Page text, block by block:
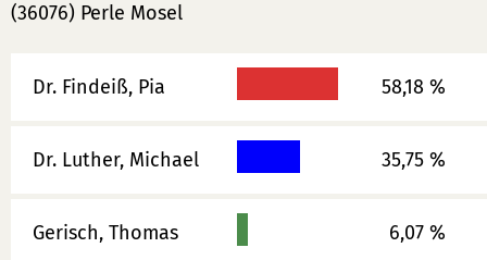
(36076) Perle Mosel
Dr. Findeiß, Pia 58,18 %
Dr. Luther, Michael 35,75 %
Gerisch, Thomas 6,07 %